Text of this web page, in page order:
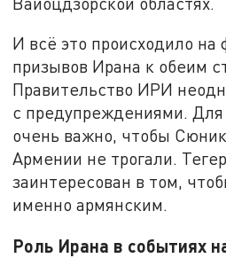
И всё это происходило на
призывов Ирана к обеим
Правительство ИРИ
с предупреждениями. Для
очень важно, чтобы
Армении не трогали.
заинтересован в том,
именно армянским.
Роль Ирана в событиях